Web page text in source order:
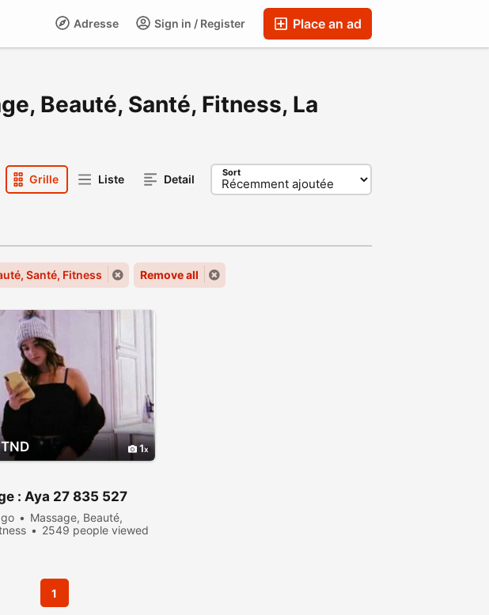
Place an ad
Sign in / Register
Adresse
Beauté, Santé, Fitness, La
Grille Liste Detail Sort
Santé, Fitness Remove all
1
: Aya 27 835 527
Massage, Beauté,
2549 people viewed
1